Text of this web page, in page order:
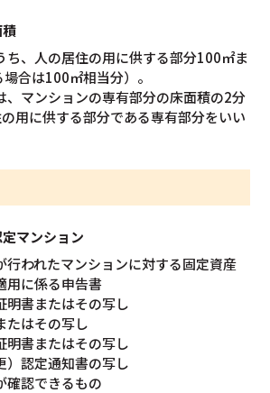
ち、人の居住の用に供する部分100㎡ま
合は100㎡相当分）。
、マンションの専有部分の床面積の2分
用に供する部分である専有部分をいい
マンション
行われたマンションに対する固定資産
用に係る申告書
明書またはその写し
たはその写し
明書またはその写し
）認定通知書の写し
確認できるもの